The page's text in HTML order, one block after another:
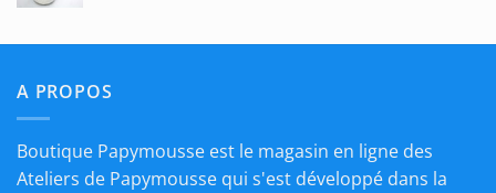
A PROPOS
Boutique Papymousse est le magasin en ligne des
Ateliers de Papymousse qui s'est développé dans la